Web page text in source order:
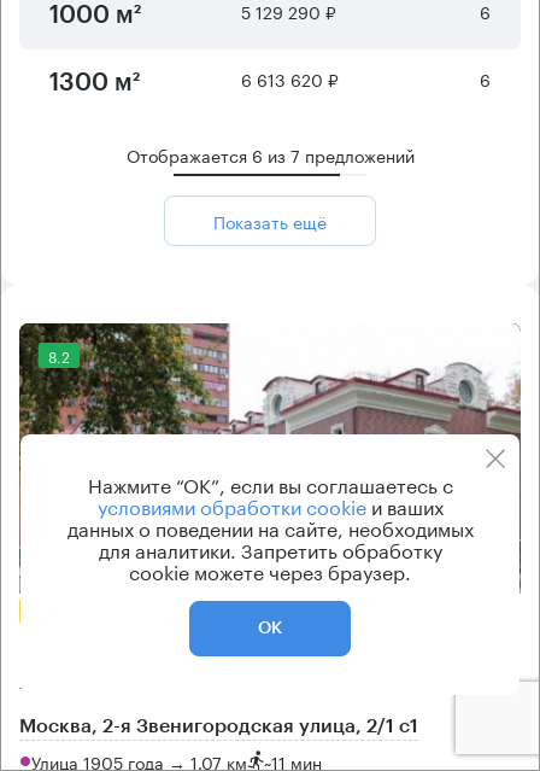
1000 м² 5 129 290 ₽ 6
1300 м² 6 613 620 ₽ 6
Отображается 6 из7 предложений
Показать ещё
8.2
Еще фото
2-я Звенигородская 2/1 с1
Москва, 2-я Звенигородская улица, 2/1 с1
Улица 1905 года → 1.07 км ~11 мин
Нажмите “ОК”, если вы соглашаетесь с
условиями обработки cookieи ваших
данных о поведении на сайте, необходимых
для аналитики. Запретить обработку
cookie можете через браузер.
ОК